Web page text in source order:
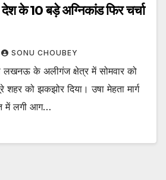
के 10 बड़े अग्निकांड फिर चर्चा
SONU CHOUBEY
लखनऊ के अलीगंज क्षेत्र में सोमवार को
शहर को झकझोर दिया। उषा मेहता मार्ग
में लगी आग…